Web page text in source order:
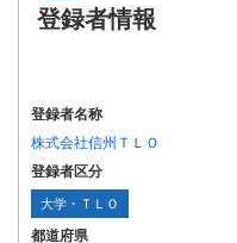
登録者情報
登録者名称
株式会社信州ＴＬＯ
登録者区分
大学・ＴＬＯ
都道府県